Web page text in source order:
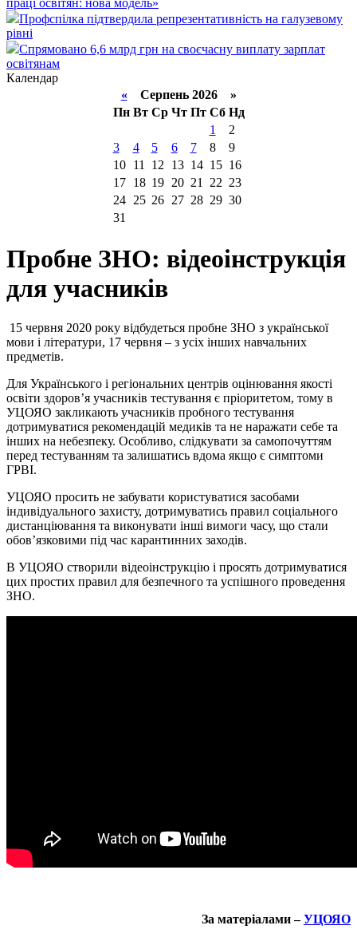
праці освітян: нова модель»
Профспілка підтвердила репрезентативність на галузевому
рівні
Спрямовано 6,6 млрд грн на своєчасну виплату зарплат
освітянам
Календар
«Серпень 2026 »
Пн Вт Ср Чт Пт Сб Нд
1
2
3
4 5 6 7 8
9
10
11 12 13 14 15 16
17
18 19 20 21 22 23
24
25 26 27 28 29 30
31
Пробне ЗНО: відеоінструкція
для учасників
15 червня 2020 року відбудеться пробне ЗНО з української
мови і літератури, 17 червня – з усіх інших навчальних
предметів.
Для Українського і регіональних центрів оцінювання якості
освіти здоров’я учасників тестування є пріоритетом, тому в
УЦОЯО закликають учасників пробного тестування
дотримуватися рекомендацій медиків та не наражати себе та
інших на небезпеку. Особливо, слідкувати за самопочуттям
перед тестуванням та залишатись вдома якщо є симптоми
ГРВІ.
УЦОЯО просить не забувати користуватися засобами
індивідуального захисту, дотримуватись правил соціального
дистанціювання та виконувати інші вимоги часу, що стали
обов’язковими під час карантинних заходів.
В УЦОЯО створили відеоінструкцію і просять дотримуватися
цих простих правил для безпечного та успішного проведення
ЗНО.
За матеріалами –УЦОЯО